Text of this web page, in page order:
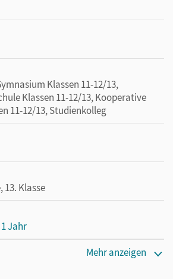
Klassen 11-12/13,
Klassen 11-12/13, Kooperative
11-12/13, Studienkolleg
13. Klasse
Jahr
Mehr anzeigen